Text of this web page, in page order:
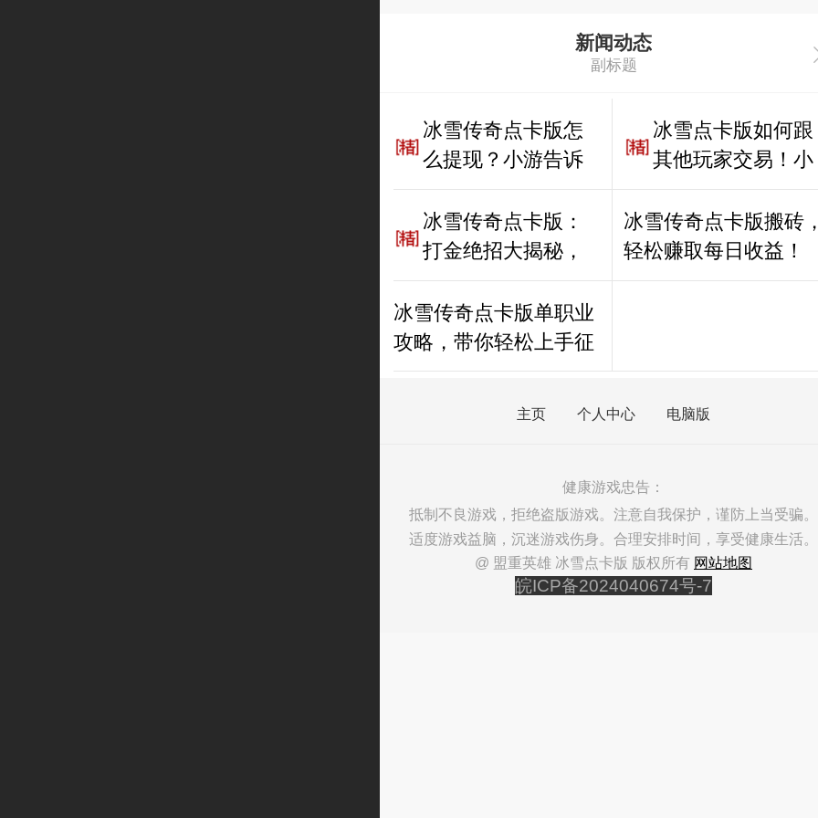
新闻动态
副标题
冰雪传奇点卡版怎
么提现？小游告诉
你，劲爆程度你想
不到！
冰雪点卡版如何跟
其他玩家交易！小
游带你看传奇！
冰雪传奇点卡版：
打金绝招大揭秘，
点卡模式狂挣元宝
攻略曝光！
冰雪传奇点卡版搬砖
轻松赚取每日收益！
冰雪传奇点卡版单职业
攻略，带你轻松上手征
战沙城！
主页 个人中心 电脑版
健康游戏忠告：
抵制不良游戏，拒绝盗版游戏。注意自我保护，谨防上当受骗。
适度游戏益脑，沉迷游戏伤身。合理安排时间，享受健康生活。
@ 盟重英雄 冰雪点卡版 版权所有 网站地图
皖ICP备2024040674号-7